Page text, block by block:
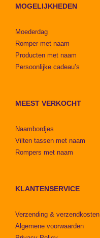
MOGELIJKHEDEN
Moederdag
Romper met naam
Producten met naam
Persoonlijke cadeau’s
MEEST VERKOCHT
Naambordjes
Vilten tassen met naam
Rompers met naam
KLANTENSERVICE
Verzending & verzendkosten
Algemene voorwaarden